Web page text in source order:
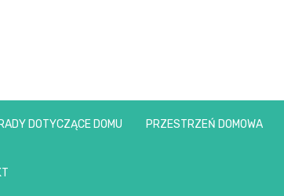
DOTYCZĄCE DOMU PRZESTRZEŃ DOMOWA